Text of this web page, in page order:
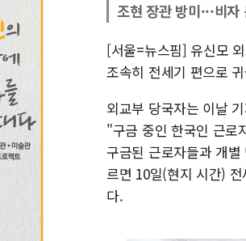
조현 장관 방미···비
[서울=뉴스핌] 유신모
조속히 전세기 편으로
외교부 당국자는 이날
"구금 중인 한국인 근로
구금된 근로자들과 개
르면 10일(현지 시간)
다.